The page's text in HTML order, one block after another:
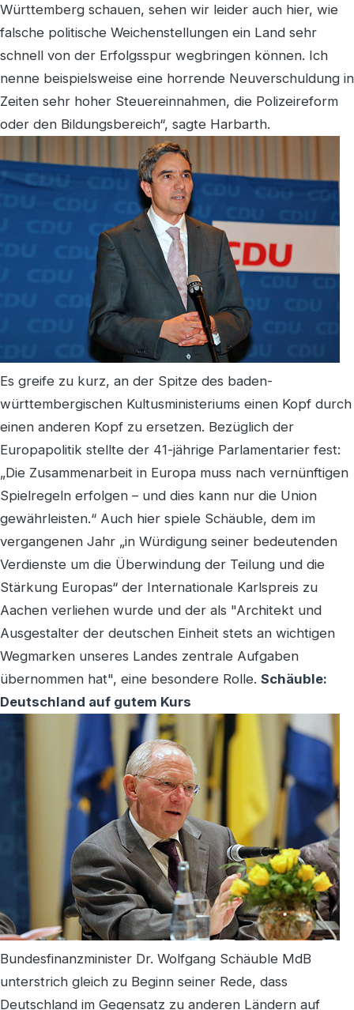
Württemberg schauen, sehen wir leider auch hier, wie
falsche politische Weichenstellungen ein Land sehr
schnell von der Erfolgsspur wegbringen können. Ich
nenne beispielsweise eine horrende Neuverschuldung in
Zeiten sehr hoher Steuereinnahmen, die Polizeireform
oder den Bildungsbereich“, sagte Harbarth.
Es greife zu kurz, an der Spitze des baden-
württembergischen Kultusministeriums einen Kopf durch
einen anderen Kopf zu ersetzen. Bezüglich der
Europapolitik stellte der 41-jährige Parlamentarier fest:
„Die Zusammenarbeit in Europa muss nach vernünftigen
Spielregeln erfolgen – und dies kann nur die Union
gewährleisten.“ Auch hier spiele Schäuble, dem im
vergangenen Jahr „in Würdigung seiner bedeutenden
Verdienste um die Überwindung der Teilung und die
Stärkung Europas“ der Internationale Karlspreis zu
Aachen verliehen wurde und der als "Architekt und
Ausgestalter der deutschen Einheit stets an wichtigen
Wegmarken unseres Landes zentrale Aufgaben
übernommen hat", eine besondere Rolle. Schäuble:
Deutschland auf gutem Kurs
Bundesfinanzminister Dr. Wolfgang Schäuble MdB
unterstrich gleich zu Beginn seiner Rede, dass
Deutschland im Gegensatz zu anderen Ländern auf